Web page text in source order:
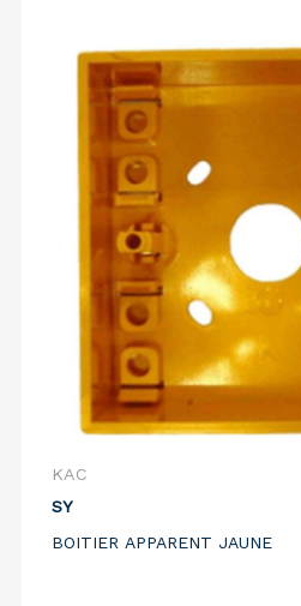
KAC
SY
BOITIER APPARENT JAUNE